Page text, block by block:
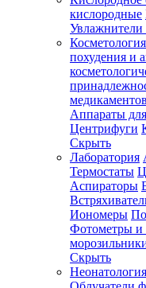
Зарегистрироваться
Зачем
регистрироваться?
Все
покупки
одном
месте
Личный
менеджер
Отслеживание
статуса
заказа
кислородные
Увлажнители
похудения и
медикаментов
Аппараты
Центрифуги
Скрыть
Лаборатория
Термостаты
Аспираторы
Иономеры
Фотометры и
Скрыть
Неонатология